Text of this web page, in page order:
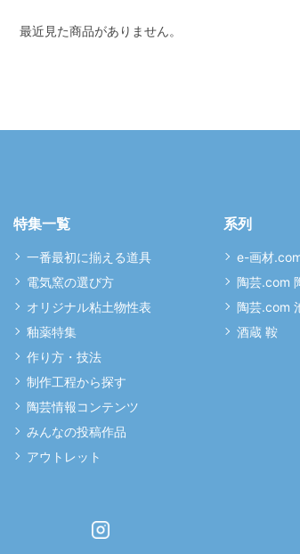
最近見た商品がありません。
特集一覧
一番最初に揃える道具
電気窯の選び方
オリジナル粘土物性表
釉薬特集
作り方・技法
制作工程から探す
陶芸情報コンテンツ
みんなの投稿作品
アウトレット
系列
e-画材
陶芸.com
陶芸.com
酒蔵 鞍